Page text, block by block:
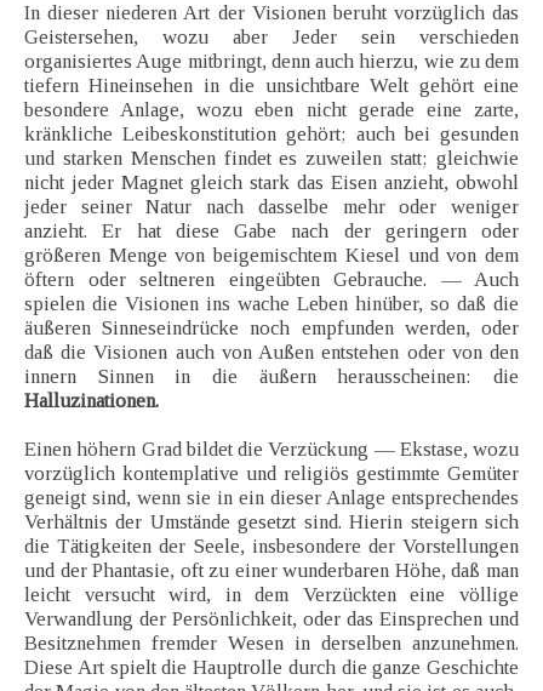
In dieser niederen Art der Visionen beruht vorzüglich das
Geistersehen, wozu aber Jeder sein verschieden
organisiertes Auge mitbringt, denn auch hierzu, wie zu dem
tiefern Hineinsehen in die unsichtbare Welt gehört eine
besondere Anlage, wozu eben nicht gerade eine zarte,
kränkliche Leibeskonstitution gehört; auch bei gesunden
und starken Menschen findet es zuweilen statt; gleichwie
nicht jeder Magnet gleich stark das Eisen anzieht, obwohl
jeder seiner Natur nach dasselbe mehr oder weniger
anzieht. Er hat diese Gabe nach der geringern oder
größeren Menge von beigemischtem Kiesel und von dem
öftern oder seltneren eingeübten Gebrauche. — Auch
spielen die Visionen ins wache Leben hinüber, so daß die
äußeren Sinneseindrücke noch empfunden werden, oder
daß die Visionen auch von Außen entstehen oder von den
innern Sinnen in die äußern herausscheinen: die
Halluzinationen.
Einen höhern Grad bildet die Verzückung — Ekstase, wozu
vorzüglich kontemplative und religiös gestimmte Gemüter
geneigt sind, wenn sie in ein dieser Anlage entsprechendes
Verhältnis der Umstände gesetzt sind. Hierin steigern sich
die Tätigkeiten der Seele, insbesondere der Vorstellungen
und der Phantasie, oft zu einer wunderbaren Höhe, daß man
leicht versucht wird, in dem Verzückten eine völlige
Verwandlung der Persönlichkeit, oder das Einsprechen und
Besitznehmen fremder Wesen in derselben anzunehmen.
Diese Art spielt die Hauptrolle durch die ganze Geschichte